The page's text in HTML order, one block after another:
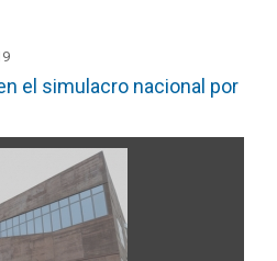
el simulacro nacional por